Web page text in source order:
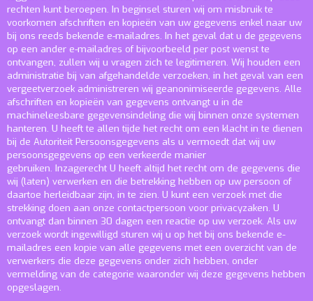
rechten kunt beroepen. In beginsel sturen wij om misbruik te
voorkomen afschriften en kopieën van uw gegevens enkel naar uw
bij ons reeds bekende e-mailadres. In het geval dat u de gegevens
op een ander e-mailadres of bijvoorbeeld per post wenst te
ontvangen, zullen wij u vragen zich te legitimeren. Wij houden een
administratie bij van afgehandelde verzoeken, in het geval van een
vergeetverzoek administreren wij geanonimiseerde gegevens. Alle
afschriften en kopieën van gegevens ontvangt u in de
machineleesbare gegevensindeling die wij binnen onze systemen
hanteren. U heeft te allen tijde het recht om een klacht in te dienen
bij de Autoriteit Persoonsgegevens als u vermoedt dat wij uw
persoonsgegevens op een verkeerde manier
gebruiken. Inzagerecht U heeft altijd het recht om de gegevens die
wij (laten) verwerken en die betrekking hebben op uw persoon of
daartoe herleidbaar zijn, in te zien. U kunt een verzoek met die
strekking doen aan onze contactpersoon voor privacyzaken. U
ontvangt dan binnen 30 dagen een reactie op uw verzoek. Als uw
verzoek wordt ingewilligd sturen wij u op het bij ons bekende e-
mailadres een kopie van alle gegevens met een overzicht van de
verwerkers die deze gegevens onder zich hebben, onder
vermelding van de categorie waaronder wij deze gegevens hebben
opgeslagen.